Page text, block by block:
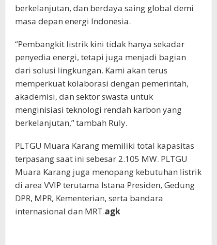
berkelanjutan, dan berdaya saing global demi
masa depan energi Indonesia.
“Pembangkit listrik kini tidak hanya sekadar
penyedia energi, tetapi juga menjadi bagian
dari solusi lingkungan. Kami akan terus
memperkuat kolaborasi dengan pemerintah,
akademisi, dan sektor swasta untuk
menginisiasi teknologi rendah karbon yang
berkelanjutan,” tambah Ruly.
PLTGU Muara Karang memiliki total kapasitas
terpasang saat ini sebesar 2.105 MW. PLTGU
Muara Karang juga menopang kebutuhan listrik
di area VVIP terutama Istana Presiden, Gedung
DPR, MPR, Kementerian, serta bandara
internasional dan MRT.agk